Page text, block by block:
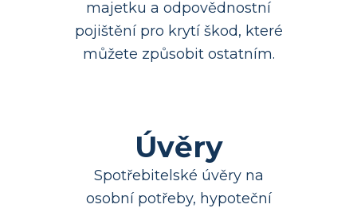
majetku a odpovědnostní
pojištění pro krytí škod, které
můžete způsobit ostatním.
Úvěry
Spotřebitelské úvěry na
osobní potřeby, hypoteční